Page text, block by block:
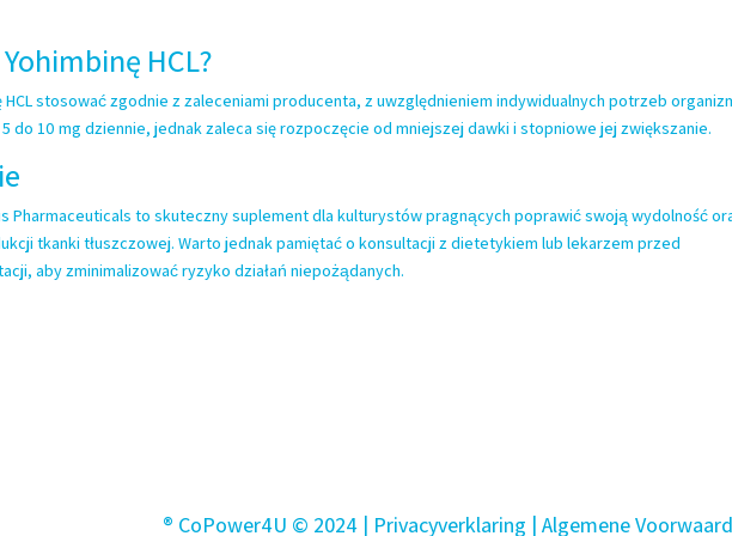
HCL?
HCL stosować zgodnie z zaleceniami producenta, z uwzględnieniem indywidualnych potrzeb
do 10 mg dziennie, jednak zaleca się rozpoczęcie od mniejszej dawki i stopniowe jej zwiększanie.
Pharmaceuticals to skuteczny suplement dla kulturystów pragnących poprawić swoją wydolność
tkanki tłuszczowej. Warto jednak pamiętać o konsultacji z dietetykiem lub lekarzem przed
aby zminimalizować ryzyko działań niepożądanych.
® CoPower4U © 2024 | Privacyverklaring | Algemene